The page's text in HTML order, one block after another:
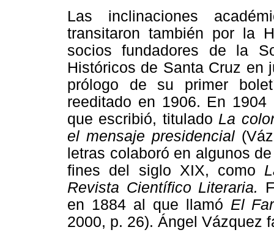
Las inclinaciones
transitaron también por la
socios fundadores de la
Históricos de Santa Cruz en
prólogo de su primer
reeditado en 1906. En
que escribió, titulado La
el mensaje presidencial
letras colaboró en algunos
fines del siglo XIX, como
Revista Científico Literaria.
en 1884 al que llamó El
2000, p. 26). Ángel Vázquez